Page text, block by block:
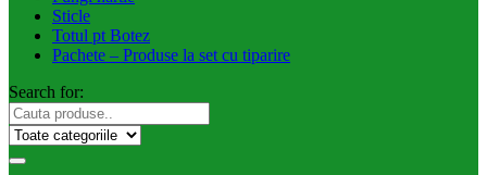
Sticle
Totul pt Botez
Pachete – Produse la set cu tiparire
Search for: